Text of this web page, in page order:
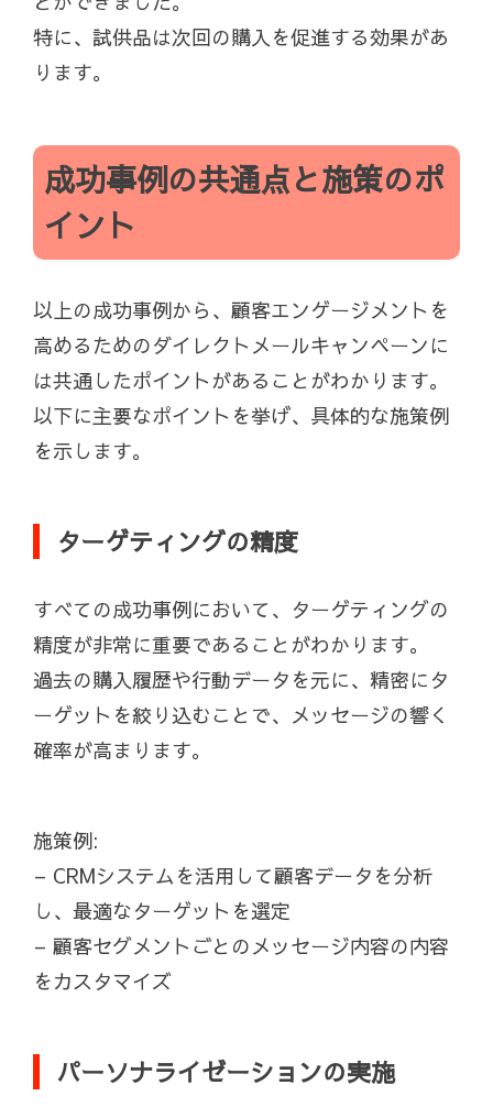
特に、試供品は次回の購入を促進する効果があ
ります。
成功事例の共通点と施策のポ
イント
以上の成功事例から、顧客エンゲージメントを
高めるためのダイレクトメールキャンペーンに
は共通したポイントがあることがわかります。
以下に主要なポイントを挙げ、具体的な施策例
を示します。
ターゲティングの精度
すべての成功事例において、ターゲティングの
精度が非常に重要であることがわかります。
過去の購入履歴や行動データを元に、精密にタ
ーゲットを絞り込むことで、メッセージの響く
確率が高まります。
施策例:
– CRMシステムを活用して顧客データを分析
し、最適なターゲットを選定
– 顧客セグメントごとのメッセージ内容の内容
をカスタマイズ
パーソナライゼーションの実施